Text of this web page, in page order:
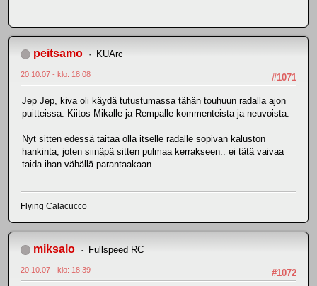
peitsamo KUArc
#1071
20.10.07 - klo: 18.08
Jep Jep, kiva oli käydä tutustumassa tähän touhuun radalla ajon
puitteissa. Kiitos Mikalle ja Rempalle kommenteista ja neuvoista.
Nyt sitten edessä taitaa olla itselle radalle sopivan kaluston
hankinta, joten siinäpä sitten pulmaa kerrakseen.. ei tätä vaivaa
taida ihan vähällä parantaakaan..
Flying Calacucco
miksalo Fullspeed RC
#1072
20.10.07 - klo: 18.39